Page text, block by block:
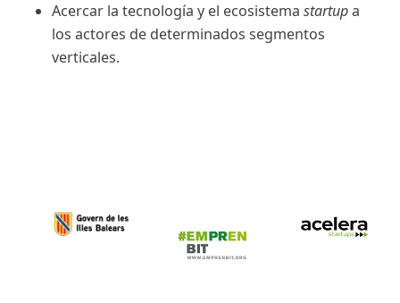
Acercar la tecnología y el ecosistema startupa
los actores de determinados segmentos
verticales.